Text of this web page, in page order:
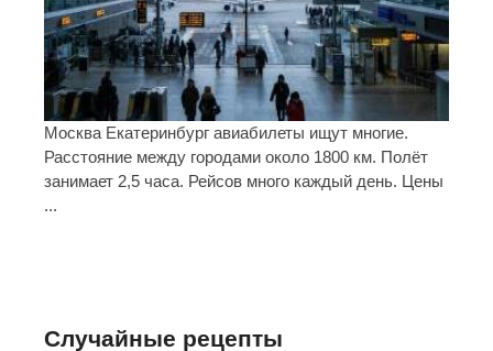
Москва Екатеринбург авиабилеты ищут многие.
Расстояние между городами около 1800 км. Полёт
занимает 2,5 часа. Рейсов много каждый день. Цены
...
Случайные рецепты